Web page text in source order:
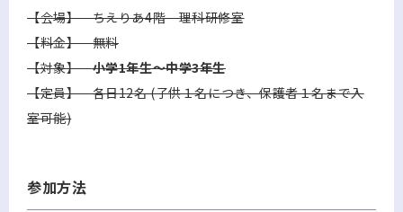
【会場】 ちえりあ4階 理科研修室
【料金】 無料
【対象】小学1年生～中学3年生
【定員】 各日12名 (子供１名につき、保護者１名まで入
室可能)
参加方法